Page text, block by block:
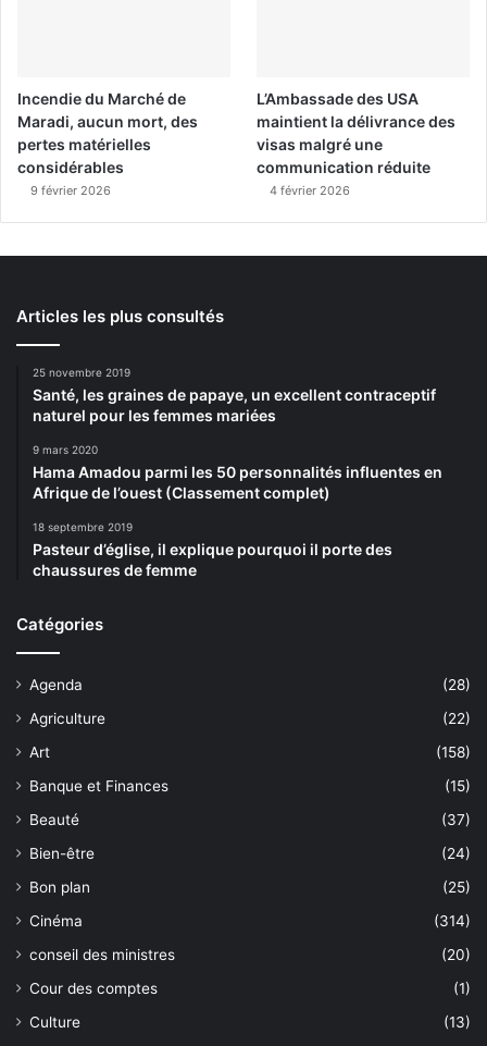
Incendie du Marché de
Maradi, aucun mort, des
pertes matérielles
considérables
9 février 2026
L’Ambassade des USA
maintient la délivrance des
visas malgré une
communication réduite
4 février 2026
Articles les plus consultés
25 novembre 2019
Santé, les graines de papaye, un excellent contraceptif
naturel pour les femmes mariées
9 mars 2020
Hama Amadou parmi les 50 personnalités influentes en
Afrique de l’ouest (Classement complet)
18 septembre 2019
Pasteur d’église, il explique pourquoi il porte des
chaussures de femme
Catégories
Agenda
(28)
Agriculture
(22)
Art
(158)
Banque et Finances
(15)
Beauté
(37)
Bien-être
(24)
Bon plan
(25)
Cinéma
(314)
conseil des ministres
(20)
Cour des comptes
(1)
Culture
(13)